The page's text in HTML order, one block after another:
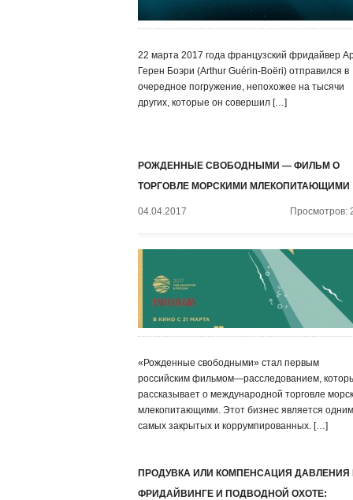
22 марта 2017 года французский фридайвер
Герен Боэри (Arthur Guérin-Boëri) отправился в
очередное погружение, непохожее на тысячи
других, которые он совершил […]
РОЖДЕННЫЕ СВОБОДНЫМИ — ФИЛЬМ О
ТОРГОВЛЕ МОРСКИМИ МЛЕКОПИТАЮЩИМИ
04.04.2017 Просмотров:
«Рожденные свободными» стал первым
российским фильмом—расследованием,
рассказывает о международной торговле
млекопитающими. Этот бизнес является
самых закрытых и коррумпированных. […]
ПРОДУВКА ИЛИ КОМПЕНСАЦИЯ ДАВЛЕНИЯ
ФРИДАЙВИНГЕ И ПОДВОДНОЙ ОХОТЕ: